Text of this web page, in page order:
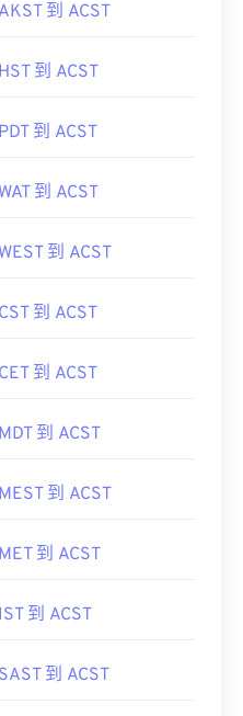
AKST 到 ACST
HST 到 ACST
PDT 到 ACST
WAT 到 ACST
WEST 到 ACST
CST 到 ACST
CET 到 ACST
MDT 到 ACST
MEST 到 ACST
MET 到 ACST
IST 到 ACST
SAST 到 ACST